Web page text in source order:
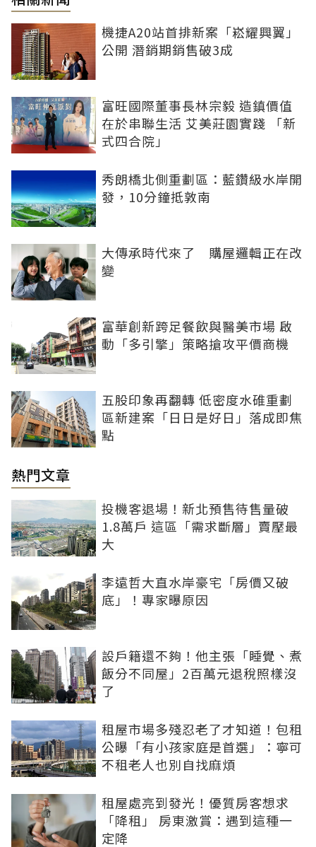
機捷A20站首排新案「崧耀興翼」
公開 潛銷期銷售破3成
富旺國際董事長林宗毅 造鎮價值
在於串聯生活 艾美莊園實踐 「新
式四合院」
秀朗橋北側重劃區：藍鑽級水岸開
發，10分鐘抵敦南
大傳承時代來了 購屋邏輯正在改
變
富華創新跨足餐飲與醫美市場 啟
動「多引擎」策略搶攻平價商機
五股印象再翻轉 低密度水碓重劃
區新建案「日日是好日」落成即焦
點
熱門文章
投機客退場！新北預售待售量破
1.8萬戶 這區「需求斷層」賣壓最
大
李遠哲大直水岸豪宅「房價又破
底」！專家曝原因
設戶籍還不夠！他主張「睡覺、煮
飯分不同屋」2百萬元退稅照樣沒
了
租屋市場多殘忍老了才知道！包租
公曝「有小孩家庭是首選」：寧可
不租老人也別自找麻煩
租屋處亮到發光！優質房客想求
「降租」 房東激賞：遇到這種一
定降